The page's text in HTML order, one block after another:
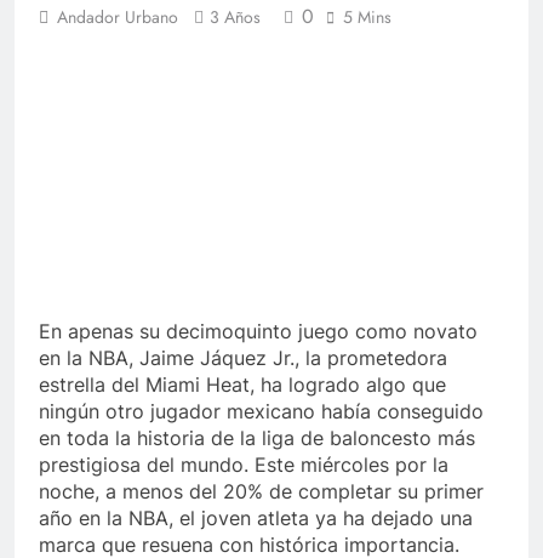
Andador Urbano 3 Años 0 5 Mins
En apenas su decimoquinto juego como novato
en la NBA, Jaime Jáquez Jr., la prometedora
estrella del Miami Heat, ha logrado algo que
ningún otro jugador mexicano había conseguido
en toda la historia de la liga de baloncesto más
prestigiosa del mundo. Este miércoles por la
noche, a menos del 20% de completar su primer
año en la NBA, el joven atleta ya ha dejado una
marca que resuena con histórica importancia.